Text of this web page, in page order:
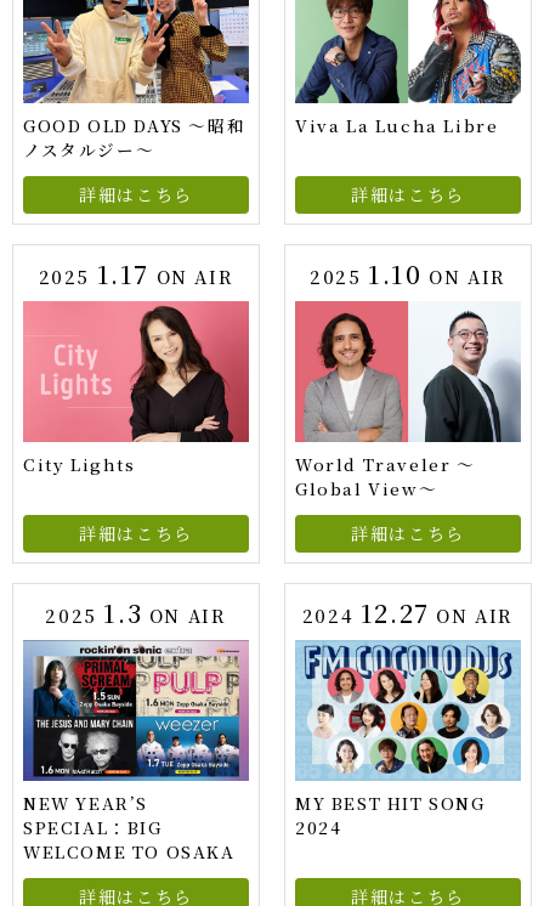
GOOD OLD DAYS ～昭和
ノスタルジー～
詳細はこちら
Viva La Lucha Libre
詳細はこちら
2025 1.17 ON AIR
City Lights
詳細はこちら
2025 1.10 ON AIR
World Traveler ～
Global View～
詳細はこちら
2025 1.3 ON AIR
NEW YEAR’S
SPECIAL：BIG
WELCOME TO OSAKA
詳細はこちら
2024 12.27 ON AIR
MY BEST HIT SONG
2024
詳細はこちら